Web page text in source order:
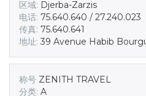
区域: Djerba-Zarzis
电话: 75.640.640 / 27.240.023
传真: 75.640.641
地址: 39 Avenue Habib
称号 ZENITH TRAVEL
分类: A